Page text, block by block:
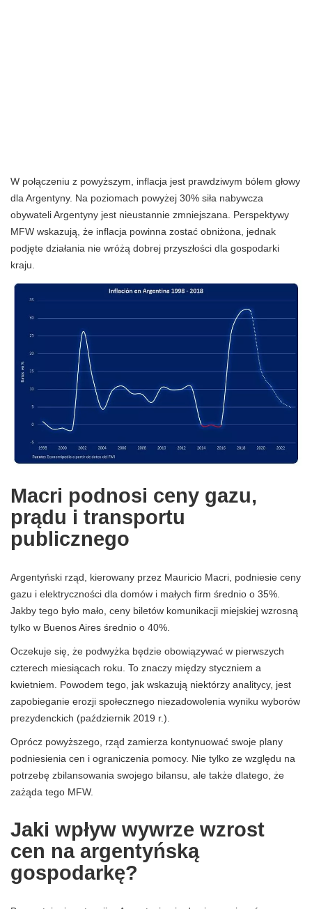
W połączeniu z powyższym, inflacja jest prawdziwym bólem głowy
dla Argentyny. Na poziomach powyżej 30% siła nabywcza
obywateli Argentyny jest nieustannie zmniejszana. Perspektywy
MFW wskazują, że inflacja powinna zostać obniżona, jednak
podjęte działania nie wróżą dobrej przyszłości dla gospodarki
kraju.
Macri podnosi ceny gazu,
prądu i transportu
publicznego
Argentyński rząd, kierowany przez Mauricio Macri, podniesie ceny
gazu i elektryczności dla domów i małych firm średnio o 35%.
Jakby tego było mało, ceny biletów komunikacji miejskiej wzrosną
tylko w Buenos Aires średnio o 40%.
Oczekuje się, że podwyżka będzie obowiązywać w pierwszych
czterech miesiącach roku. To znaczy między styczniem a
kwietniem. Powodem tego, jak wskazują niektórzy analitycy, jest
zapobieganie erozji społecznego niezadowolenia wyniku wyborów
prezydenckich (październik 2019 r.).
Oprócz powyższego, rząd zamierza kontynuować swoje plany
podniesienia cen i ograniczenia pomocy. Nie tylko ze względu na
potrzebę zbilansowania swojego bilansu, ale także dlatego, że
zażąda tego MFW.
Jaki wpływ wywrze wzrost
cen na argentyńską
gospodarkę?